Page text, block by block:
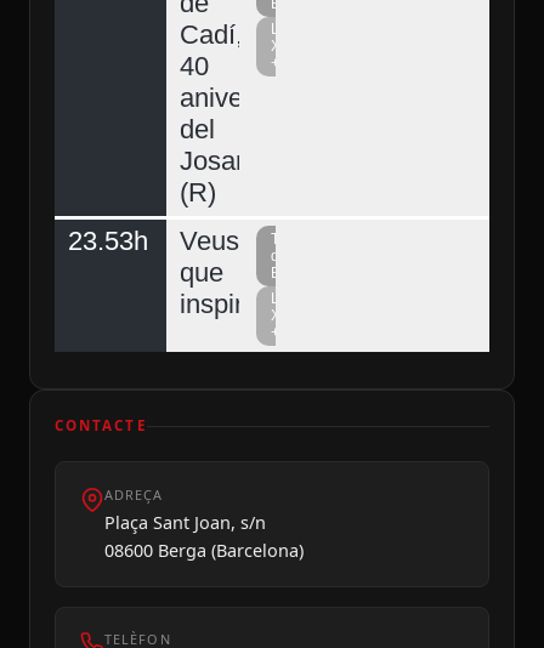
Cadí,
40
aniversari
del
Josart
(R)
Berguedà
La
Xarxa
+
23.53h
Veus
que
inspiren
Televisió
del
Berguedà
La
Xarxa
+
CONTACTE
ADREÇA
Plaça Sant Joan, s/n
08600 Berga (Barcelona)
TELÈFON